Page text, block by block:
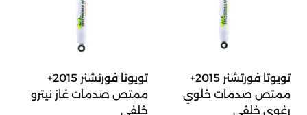
تويوتا فورتشنر 2015+
ممتص صدمات خلوي
رغوي خلفي
تويوتا فورتشنر 2015+
ممتص صدمات غاز نيترو
خلفي